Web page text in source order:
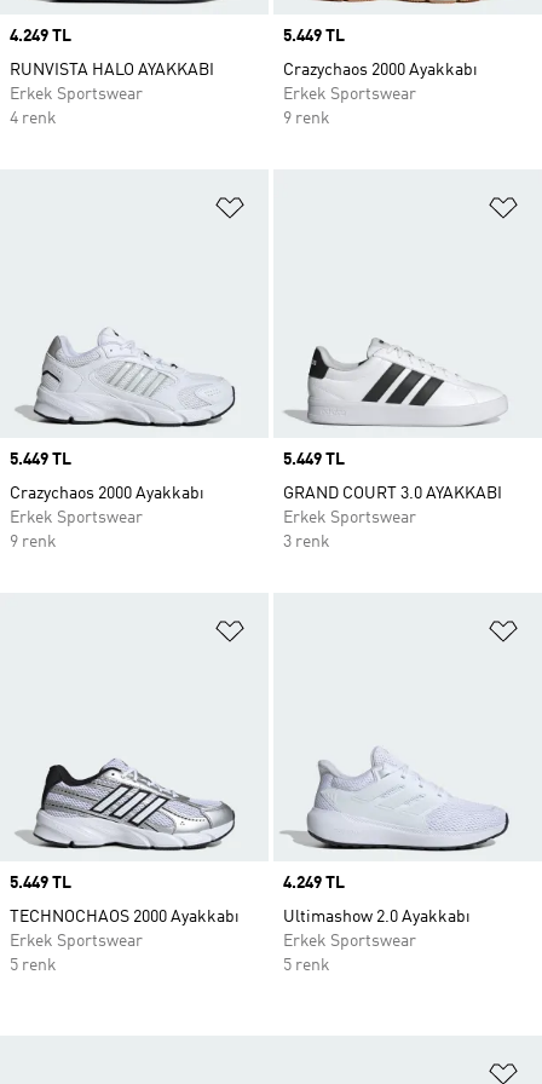
Price
4.249 TL
RUNVISTA HALO AYAKKABI
Erkek Sportswear
4 renk
Price
5.449 TL
Crazychaos 2000 Ayakkabı
Erkek Sportswear
9 renk
Price
5.449 TL
Crazychaos 2000 Ayakkabı
Erkek Sportswear
9 renk
Price
5.449 TL
GRAND COURT 3.0 AYAKKABI
Erkek Sportswear
3 renk
Price
5.449 TL
TECHNOCHAOS 2000 Ayakkabı
Erkek Sportswear
5 renk
Price
4.249 TL
Ultimashow 2.0 Ayakkabı
Erkek Sportswear
5 renk